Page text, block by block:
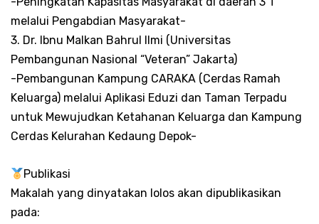
melalui Pengabdian Masyarakat-
3. Dr. Ibnu Malkan Bahrul Ilmi (Universitas
Pembangunan Nasional “Veteran” Jakarta)
-Pembangunan Kampung CARAKA (Cerdas Ramah
Keluarga) melalui Aplikasi Eduzi dan Taman Terpadu
untuk Mewujudkan Ketahanan Keluarga dan Kampung
Cerdas Kelurahan Kedaung Depok-
Publikasi
Makalah yang dinyatakan lolos akan dipublikasikan
pada: